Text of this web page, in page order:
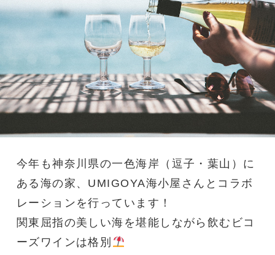
今年も神奈川県の一色海岸（逗子・葉山）に
ある海の家、UMIGOYA海小屋さんとコラボ
レーションを行っています！
関東屈指の美しい海を堪能しながら飲むビコ
ーズワインは格別